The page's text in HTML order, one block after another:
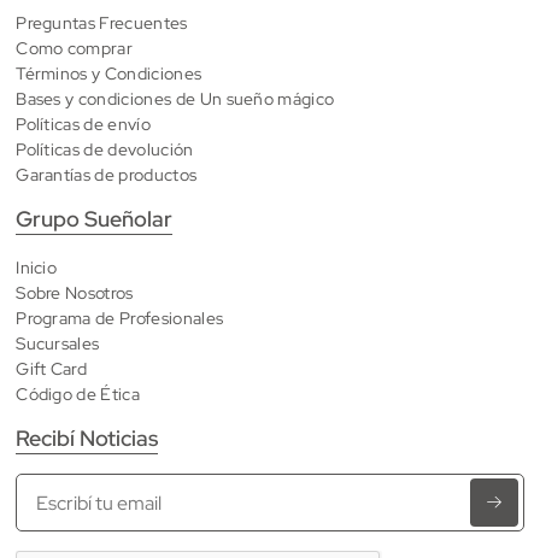
Preguntas Frecuentes
Como comprar
Términos y Condiciones
Bases y condiciones de Un sueño mágico
Políticas de envío
Políticas de devolución
Garantías de productos
Grupo Sueñolar
Inicio
Sobre Nosotros
Programa de Profesionales
Sucursales
Gift Card
Código de Ética
Recibí Noticias